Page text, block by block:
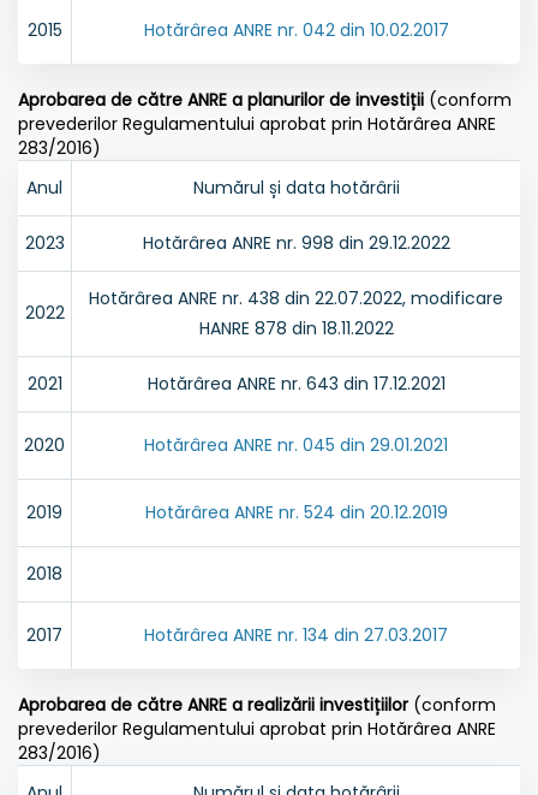
2015 Hotărârea ANRE nr. 042 din 10.02.2017
Aprobarea de către ANRE a planurilor de investiții (conform
prevederilor Regulamentului aprobat prin Hotărârea ANRE
283/2016)
Anul
Numărul și data hotărârii
2023 Hotărârea ANRE nr. 998 din 29.12.2022
2022
Hotărârea ANRE nr. 438 din 22.07.2022, modificare
HANRE 878 din 18.11.2022
2021 Hotărârea ANRE nr. 643 din 17.12.2021
2020 Hotărârea ANRE nr. 045 din 29.01.2021
2019 Hotărârea ANRE nr. 524 din 20.12.2019
2018
2017 Hotărârea ANRE nr. 134 din 27.03.2017
Aprobarea de către ANRE a realizării investițiilor (conform
prevederilor Regulamentului aprobat prin Hotărârea ANRE
283/2016)